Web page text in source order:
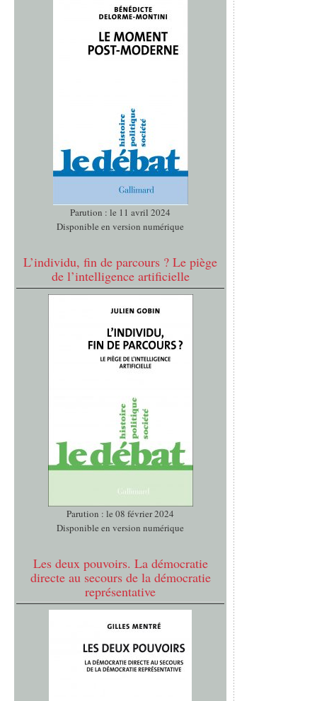
Parution : le 11 avril 2024
Disponible en version numérique
L’individu, fin de parcours ? Le piège
de l’intelligence artificielle
Parution : le 08 février 2024
Disponible en version numérique
Les deux pouvoirs. La démocratie
directe au secours de la démocratie
représentative